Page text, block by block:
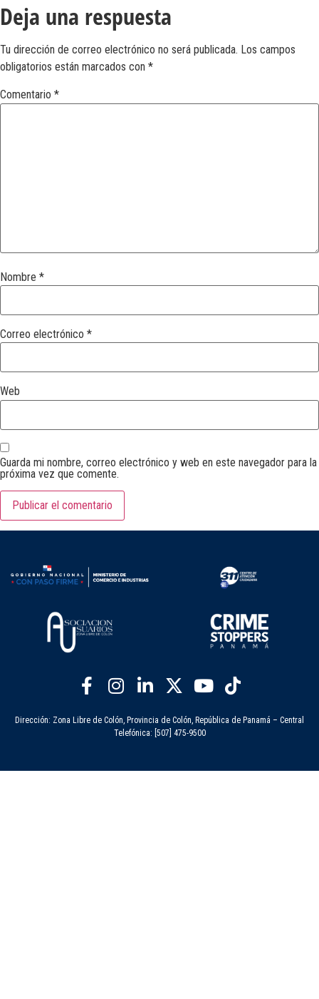
Deja una respuesta
Tu dirección de correo electrónico no será publicada. Los campos
obligatorios están marcados con *
Comentario *
Nombre *
Correo electrónico *
Web
Guarda mi nombre, correo electrónico y web en este navegador para la
próxima vez que comente.
Dirección: Zona Libre de Colón, Provincia de Colón, República de Panamá – Central
Telefónica: [507] 475-9500